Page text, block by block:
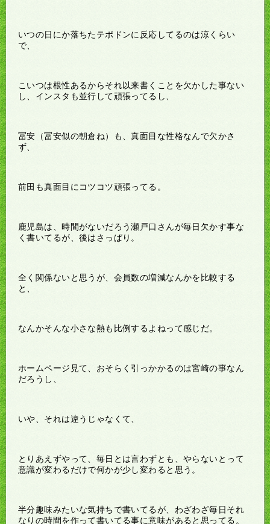
いつの日にか落ちたテポドンに反応してるのは涼くらい
で、
こいつは根性あるからそれ以来書くことを欠かした事ない
し、インスタも並行して頑張ってるし、
冨安（冨安似の朝倉ね）も、真面目な性格なんで欠かさ
ず、
前田も真面目にコツコツ頑張ってる。
鹿児島は、時間がないだろう瀬戸口さんが毎日欠かす事な
く書いてるが、後はさっぱり。
全く関係ないと思うが、会員数の増減なんかを比較する
と、
なんかそんな小さな熱も比例するよねって感じだ。
ホームページ見て、おそらく引っかかるのは宮崎の事なん
だろうし、
いや、それは違うじゃなくて、
とりあえずやって、毎日とは言わずとも、やらないとって
意識が変わるだけで何かが少し変わると思う。
半分趣味みたいな気持ちで書いてるが、わざわざ毎日それ
なりの時間を作って書いてる事に意味があると思ってる。